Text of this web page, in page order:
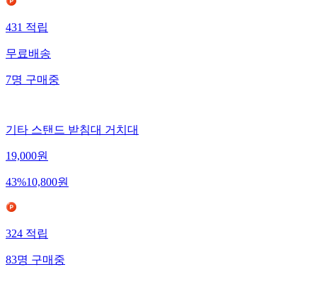
431 적립
무료배송
7명 구매중
기타 스탠드 받침대 거치대
19,000원
43%10,800원
324 적립
83명 구매중